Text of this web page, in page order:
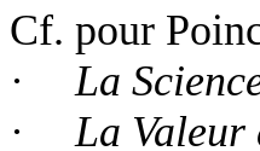
Cf. pour
·
La
·
La Valeur